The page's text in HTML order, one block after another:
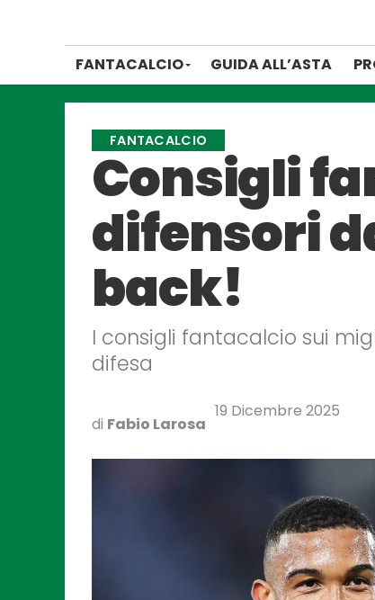
FANTACALCIO GUIDA ALL’ASTA
FANTACALCIO
Consigli
difensori
back!
I consigli fantacalcio sui
difesa
di Fabio Larosa
19 Dicembre 2025